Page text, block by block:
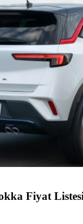
Fiyat